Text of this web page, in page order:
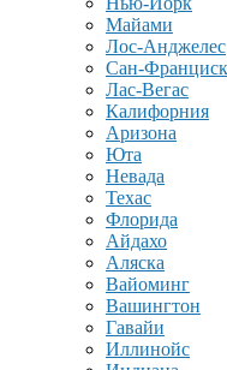
Майами
Лос-Анджелес
Сан-
Лас-Вегас
Калифорния
Аризона
Юта
Невада
Техас
Флорида
Айдахо
Аляска
Вайоминг
Вашингтон
Гавайи
Иллинойс